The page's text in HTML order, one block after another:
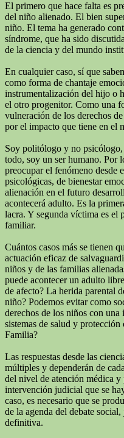
El primero que hace falta es
del niño alienado. El bien
niño. El tema ha generado
síndrome, que ha sido
de la ciencia y del mundo
En cualquier caso, sí que
como forma de chantaje
instrumentalización del hijo o
el otro progenitor. Como una
vulneración de los derechos
por el impacto que tiene en el
Soy politólogo y no
todo, soy un ser humano. Por
preocupar el fenómeno desde
psicológicas, de bienestar
alienación en el futuro
acontecerá adulto. Es la
lacra. Y segunda víctima es el
familiar.
Cuántos casos más se tienen
actuación eficaz de
niños y de las familias
puede acontecer un adulto
de afecto? La herida parental
niño? Podemos evitar como
derechos de los niños con
sistemas de salud y
Familia?
Las respuestas desde las
múltiples y dependerán de
del nivel de atención médica
intervención judicial que se
caso, es necesario que se
de la agenda del debate
definitiva.